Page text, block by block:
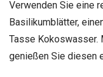
Verwenden Sie eine
Basilikumblätter,
Tasse Kokoswasser.
genießen Sie diesen